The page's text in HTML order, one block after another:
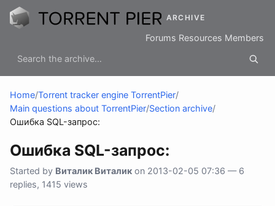
ARCHIVE
Forums Resources Members
Home/Torrent tracker engine TorrentPier/
Main questions about TorrentPier/Section archive/
Ошибка SQL-запрос:
Ошибка SQL-запрос:
Started by Виталик Виталик on 2013-02-05 07:36 — 6
replies, 1415 views